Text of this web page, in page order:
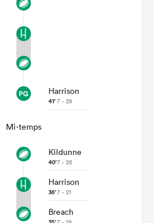
Harrison
41' 7 - 29
Mi-temps
Kildunne
40'7 - 26
Harrison
36'7 - 21
Breach